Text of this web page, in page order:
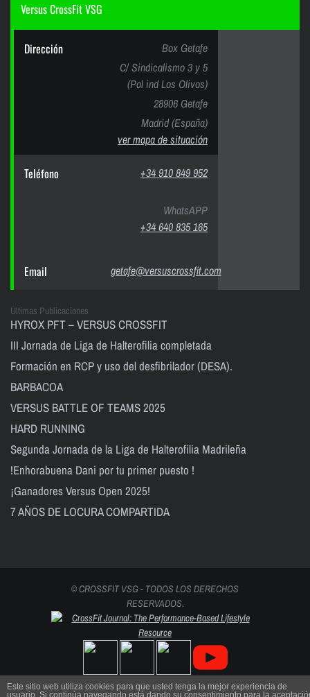
Versus CrossFit VSG
Dirección
Box Getafe
C/ Sindicalismo 3 y 5
(Pol ind Los Olivos)
28906 Getafe
Madrid (España)
ver mapa de situación
Teléfono +34 910 849 952
WhatsAPP
+34 640 835 165
Email getafe@versuscrossfit.com
Últimas Publicaciones
HYROX PFT – VERSUS CROSSFIT
III Jornada de Liga de Halterofilia completada
Formación en RCP y uso del desfibrilador (DESA).
BARBACOA
VERSUS BATTLE OF TEAMS 2025
HARD RUNNING
Segunda Jornada de la Liga de Halterofilia Madrileña
!Enhorabuena Dani por tu primer puesto !
¡Ganadores Versus Open 2025!
7 AÑOS DE LOCURA COMPARTIDA
© CROSSFIT VSG - TODOS LOS DERECHOS
RESERVADOS.
Este sitio web utiliza cookies para que usted tenga la mejor experiencia de
usuario. Si continúa navegando está dando su consentimiento para la